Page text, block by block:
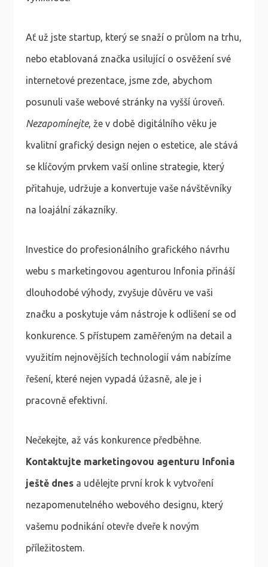
Ať už jste startup, který se snaží o průlom na trhu,
nebo etablovaná značka usilující o osvěžení své
internetové prezentace, jsme zde, abychom
posunuli vaše webové stránky na vyšší úroveň.
Nezapomínejte, že v době digitálního věku je
kvalitní grafický design nejen o estetice, ale stává
se klíčovým prvkem vaší online strategie, který
přitahuje, udržuje a konvertuje vaše návštěvníky
na loajální zákazníky.
Investice do profesionálního grafického návrhu
webu s marketingovou agenturou Infonia přináší
dlouhodobé výhody, zvyšuje důvěru ve vaši
značku a poskytuje vám nástroje k odlišení se od
konkurence. S přístupem zaměřeným na detail a
využitím nejnovějších technologií vám nabízíme
řešení, které nejen vypadá úžasně, ale je i
pracovně efektivní.
Nečekejte, až vás konkurence předběhne.
Kontaktujte marketingovou agenturu Infonia
ještě dnesa udělejte první krok k vytvoření
nezapomenutelného webového designu, který
vašemu podnikání otevře dveře k novým
příležitostem.